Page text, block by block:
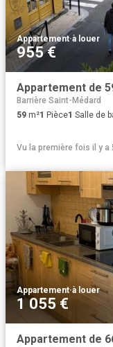
Appartement·à louer
955 €
Appartement de
Barrière Saint-Médard
59 m²1 Pièce1 Salle de
Vu la première fois il y a
Appartement·à louer
1 055 €
Appartement de